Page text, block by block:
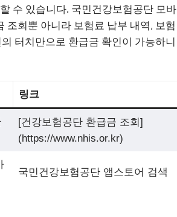
수 있습니다. 국민건강보험공단 모바
조회뿐 아니라 보험료 납부 내역, 보험
터치만으로 환급금 확인이 가능하니
링크
[건강보험공단 환급금 조회]
(https://www.nhis.or.kr)
국민건강보험공단 앱스토어 검색